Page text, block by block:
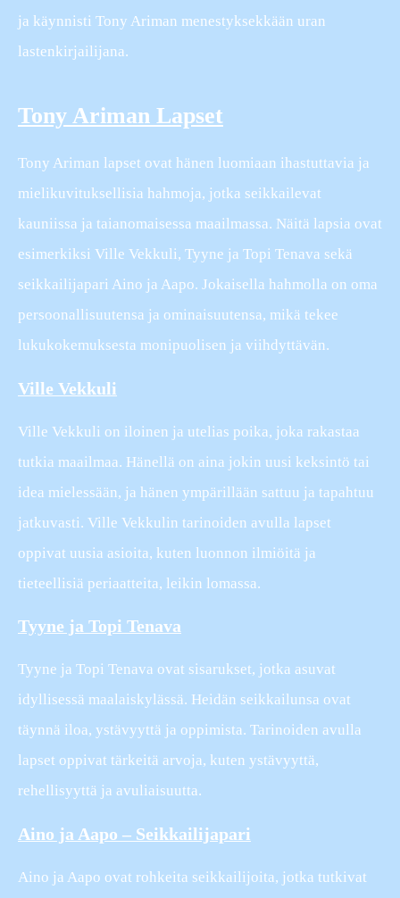
ja käynnisti Tony Ariman menestyksekkään uran
lastenkirjailijana.
Tony Ariman Lapset
Tony Ariman lapset ovat hänen luomiaan ihastuttavia ja
mielikuvituksellisia hahmoja, jotka seikkailevat
kauniissa ja taianomaisessa maailmassa. Näitä lapsia ovat
esimerkiksi Ville Vekkuli, Tyyne ja Topi Tenava sekä
seikkailijapari Aino ja Aapo. Jokaisella hahmolla on oma
persoonallisuutensa ja ominaisuutensa, mikä tekee
lukukokemuksesta monipuolisen ja viihdyttävän.
Ville Vekkuli
Ville Vekkuli on iloinen ja utelias poika, joka rakastaa
tutkia maailmaa. Hänellä on aina jokin uusi keksintö tai
idea mielessään, ja hänen ympärillään sattuu ja tapahtuu
jatkuvasti. Ville Vekkulin tarinoiden avulla lapset
oppivat uusia asioita, kuten luonnon ilmiöitä ja
tieteellisiä periaatteita, leikin lomassa.
Tyyne ja Topi Tenava
Tyyne ja Topi Tenava ovat sisarukset, jotka asuvat
idyllisessä maalaiskylässä. Heidän seikkailunsa ovat
täynnä iloa, ystävyyttä ja oppimista. Tarinoiden avulla
lapset oppivat tärkeitä arvoja, kuten ystävyyttä,
rehellisyyttä ja avuliaisuutta.
Aino ja Aapo – Seikkailijapari
Aino ja Aapo ovat rohkeita seikkailijoita, jotka tutkivat